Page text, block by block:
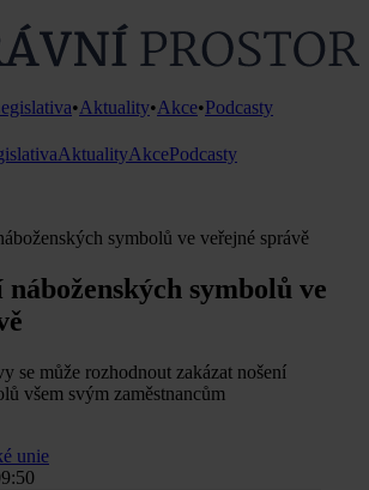
•Aktuality•Akce•Podcasty
AktualityAkcePodcasty
symbolů ve veřejné správě
náboženských symbolů ve
se může rozhodnout zakázat nošení
všem svým zaměstnancům
unie